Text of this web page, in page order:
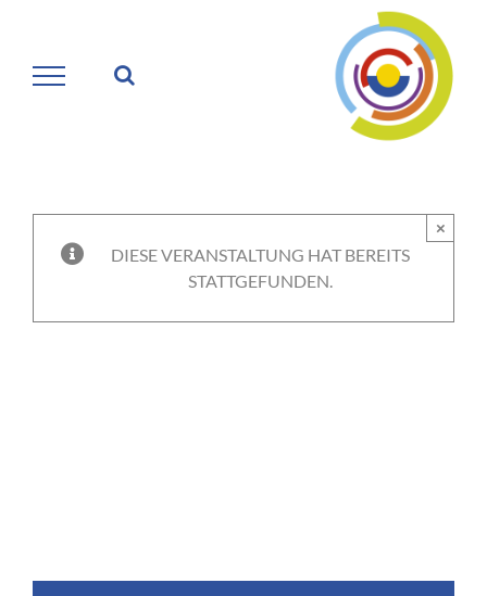
springen
DIESE VERANSTALTUNG HAT BEREITS
STATTGEFUNDEN.
×